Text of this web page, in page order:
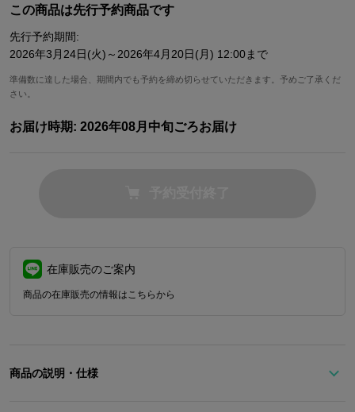
この商品は先行予約商品です
先行予約期間:
2026年3月24日(火)～2026年4月20日(月) 12:00まで
準備数に達した場合、期間内でも予約を締め切らせていただきます。予めご了承くだ
さい。
お届け時期: 2026年08月中旬ごろお届け
在庫販売のご案内
商品の在庫販売の情報はこちらから
商品の説明・仕様